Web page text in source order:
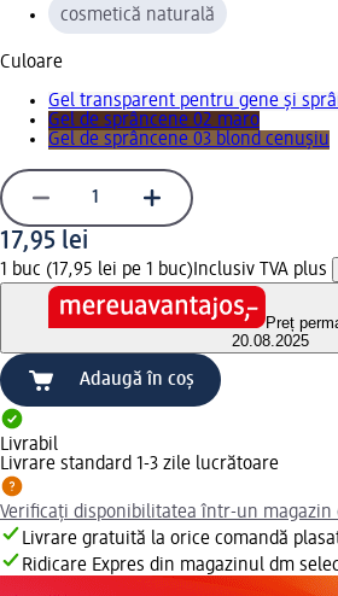
cosmetică naturală
Culoare
Gel transparent pentru gene și
Gel de sprâncene 02 maro
Gel de sprâncene 03 blond cenușiu
17,95 lei
1 buc (17,95 lei pe 1 buc) Inclusiv TVA plus
Preț
20.08.2025
Adaugă în coș
Livrabil
Livrare standard 1-3 zile lucrătoare
Verificați disponibilitatea într-un magazin
Livrare gratuită la orice comandă
Ridicare Expres din magazinul dm